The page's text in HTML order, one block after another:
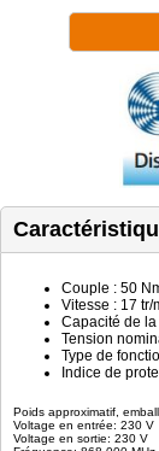
Couple : 50
Vitesse : 17 tr/
Capacité de
Tension
Type de
Indice de
Poids approximatif,
Voltage en entrée: 230 V
Voltage en sortie: 230 V